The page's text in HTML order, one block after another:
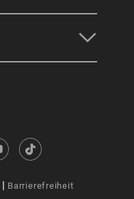
Barrierefreiheit